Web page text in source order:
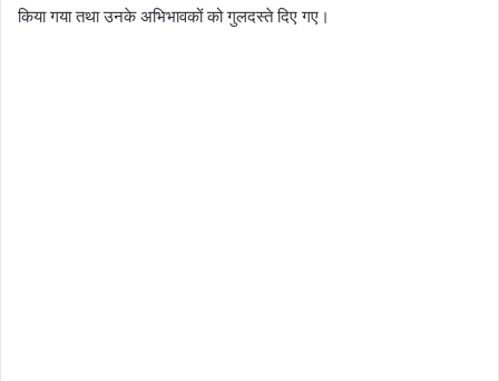
किया गया तथा उनके अभिभावकों को गुलदस्ते दिए गए।